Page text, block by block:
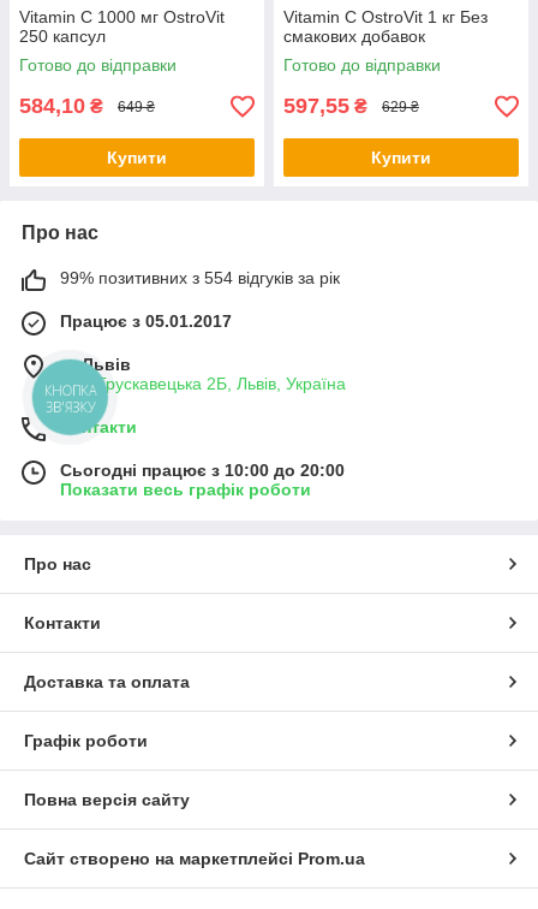
Vitamin C 1000 мг OstroVit
250 капсул
Готово до відправки
584,10 ₴ 649 ₴
Купити
Vitamin C OstroVit 1 кг Без
смакових добавок
Готово до відправки
597,55 ₴ 629 ₴
Купити
Про нас
99% позитивних з 554 відгуків за рік
Працює з 05.01.2017
м. Львів
вул. Трускавецька 2Б, Львів, Україна
Контакти
Сьогодні працює з 10:00 до 20:00
Показати весь графік роботи
Про нас
Контакти
Доставка та оплата
Графік роботи
Повна версія сайту
Сайт створено на маркетплейсі Prom.ua
КНОПКА
ЗВ'ЯЗКУ